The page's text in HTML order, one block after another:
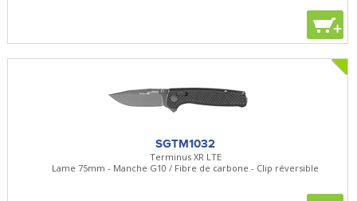
+
SGTM1032
Terminus XR LTE
Lame 75mm - Manche G10 / Fibre de carbone - Clip réversible